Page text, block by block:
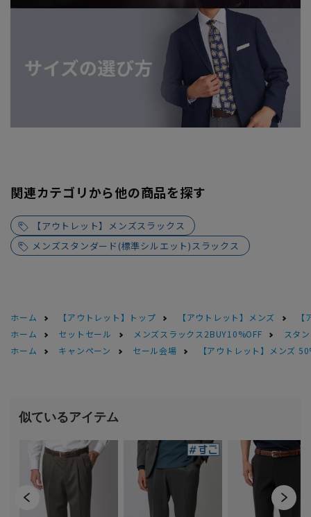
関連カテゴリから他の商品を探す
【アウトレット】メンズスラックス
メンズスタンダード(標準シルエット)スラックス
ホーム 【アウトレット】トップ 【アウトレット】メンズ
ホーム
セットセール メンズスラックス2BUY10%OFF
スタ
ホーム
キャンペーン セール会場 【アウトレット】メンズ